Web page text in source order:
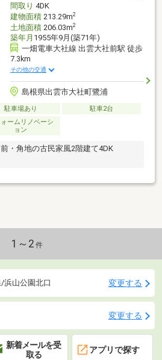
間取り 4DK
建物面積213.29m2
土地面積206.03m2
築年月 1955年9月(築71年)
一畑電車大社線 出雲大社前駅 徒歩
7.3km
その他の交通
島根県出雲市大社町鷺浦
駐車場あり 駐車2台
ォームリノベーシ
ョン
・角地の古民家風2階建て4DK
1～2 件
浜山公園北口 変更する
変更する
新着メールを受
取る
アプリで探す